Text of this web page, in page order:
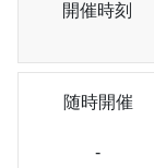
開催時刻
随時開催
-